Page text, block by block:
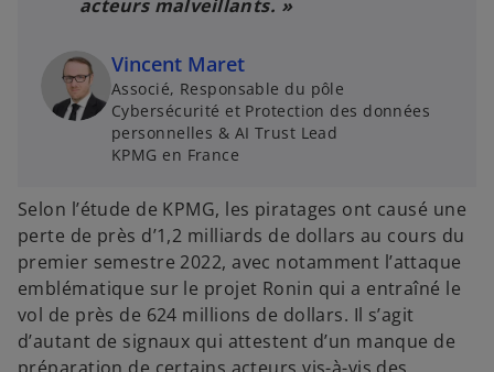
acteurs malveillants. »
Vincent Maret
Associé, Responsable du pôle
Cybersécurité et Protection des données
personnelles & AI Trust Lead
KPMG en France
Selon l’étude de KPMG, les piratages ont causé une
perte de près d’1,2 milliards de dollars au cours du
premier semestre 2022, avec notamment l’attaque
emblématique sur le projet Ronin qui a entraîné le
vol de près de 624 millions de dollars. Il s’agit
d’autant de signaux qui attestent d’un manque de
préparation de certains acteurs vis-à-vis des